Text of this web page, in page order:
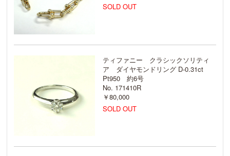
SOLD OUT
ティファニー クラシックソリティ
ア ダイヤモンドリング D-0.31ct
Pt950 約6号
No. 171410R
￥80,000
SOLD OUT